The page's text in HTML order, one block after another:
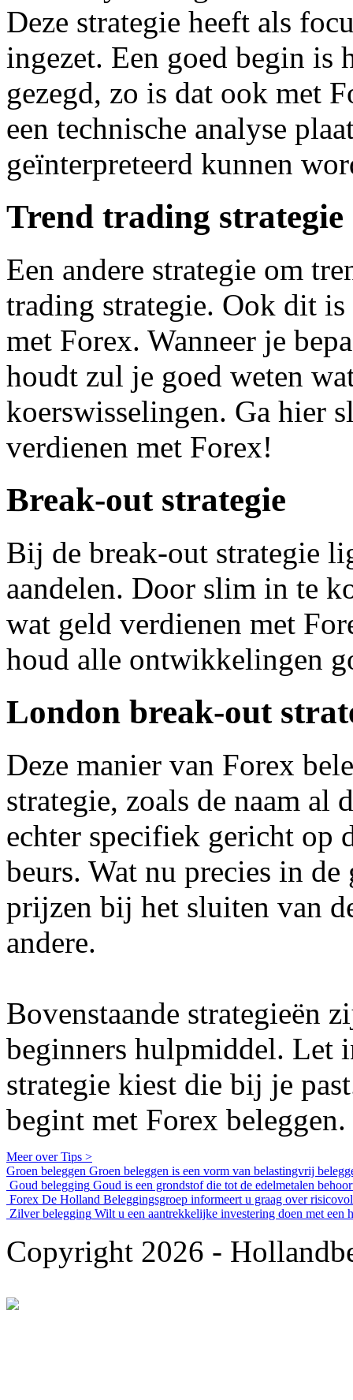
Deze strategie heeft als
ingezet. Een goed begin is
gezegd, zo is dat ook met
een technische analyse
geïnterpreteerd kunnen
Trend trading strategie
Een andere strategie om
trading strategie. Ook dit
met Forex. Wanneer je
houdt zul je goed weten
koerswisselingen. Ga hier
verdienen met Forex!
Break-out strategie
Bij de break-out strategie
aandelen. Door slim in te
wat geld verdienen met
houd alle ontwikkelingen
London break-out
Deze manier van Forex
strategie, zoals de naam al
echter specifiek gericht op
beurs. Wat nu precies in
prijzen bij het sluiten van
andere.
Bovenstaande strategieën
beginners hulpmiddel. Let
strategie kiest die bij je
begint met Forex beleggen.
Meer over Tips >
Groen beleggen Groen beleggen is een vorm van belastingvrij
Goud belegging Goud is een grondstof die tot de edelmetalen
Forex De Holland Beleggingsgroep informeert u graag over
Zilver belegging Wilt u een aantrekkelijke investering doen met
Copyright 2026 -